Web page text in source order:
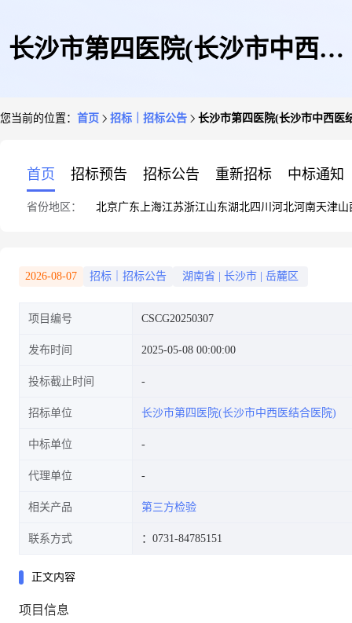
长沙市第四医院(长沙市中西医
您当前的位置： 首页 招标｜招标公告 长沙市第四医院(长沙市中西医
首页 招标预告 招标公告 重新招标 中标通知
省份地区： 北京广东 上海江苏浙江山东湖北四川 河北河南天津山
2026-08-07 招标｜招标公告 湖南省 长沙市 岳麓区
项目编号 CSCG20250307
发布时间 2025-05-08 00:00:00
投标截止时间
招标单位 长沙市第四医院(长沙市中西医结合医院)
中标单位
代理单位
相关产品 第三方检验
联系方式 ：0731-84785151
正文内容
项目信息